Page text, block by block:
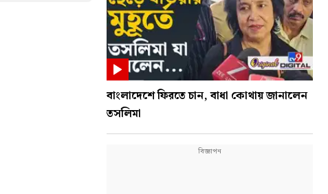
বাংলাদেশে ফিরতে চান, বাধা কোথায় জানালেন
তসলিমা